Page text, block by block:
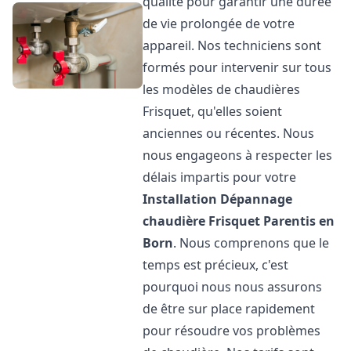
de vie prolongée de votre
appareil. Nos techniciens sont
formés pour intervenir sur tous
les modèles de chaudières
Frisquet, qu'elles soient
anciennes ou récentes. Nous
nous engageons à respecter les
délais impartis pour votre
Installation Dépannage
chaudière Frisquet Parentis en
Born. Nous comprenons que le
temps est précieux, c'est
pourquoi nous nous assurons
de être sur place rapidement
pour résoudre vos problèmes